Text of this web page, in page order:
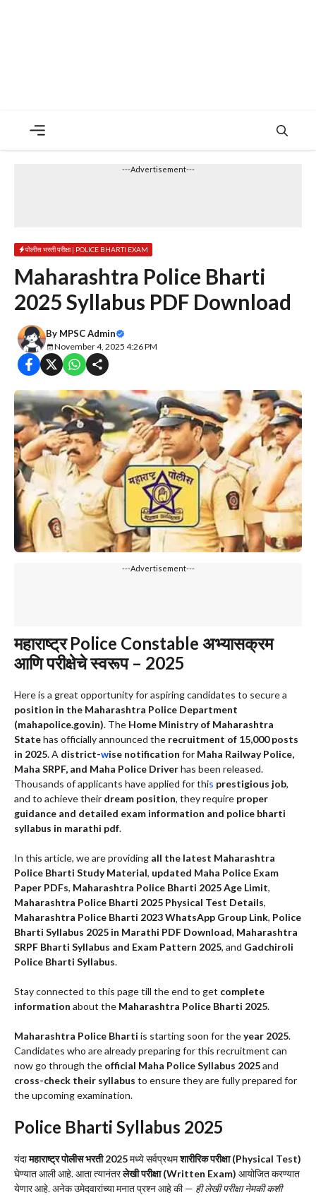
---Advertisement---
पोलीस भरती परीक्षा | POLICE BHARTI EXAM
Maharashtra Police Bharti
2025 Syllabus PDF Download
By MPSC Admin
November 4, 2025 4:26 PM
---Advertisement---
महाराष्ट्र Police Constable अभ्यासक्रम
आणि परीक्षेचे स्वरूप – 2025
Here is a great opportunity for aspiring candidates to secure a
position in the Maharashtra Police Department
(mahapolice.gov.in). The Home Ministry of Maharashtra
Statehas officially announced the recruitment of 15,000 posts
in 2025. A district-wise notification for Maha Railway Police,
Maha SRPF, and Maha Police Driverhas been released.
Thousands of applicants have applied for this prestigious job,
and to achieve their dream position, they require proper
guidance and detailed exam information and police bharti
syllabus in marathi pdf.
In this article, we are providing all the latest Maharashtra
Police Bharti Study Material, updated Maha Police Exam
Paper PDFs, Maharashtra Police Bharti 2025 Age Limit,
Maharashtra Police Bharti 2025 Physical Test Details,
Maharashtra Police Bharti 2023 WhatsApp Group Link, Police
Bharti Syllabus 2025 in Marathi PDF Download, Maharashtra
SRPF Bharti Syllabus and Exam Pattern 2025, and Gadchiroli
Police Bharti Syllabus.
Stay connected to this page till the end to get complete
information about the Maharashtra Police Bharti 2025.
Maharashtra Police Bharti is starting soon for theyear 2025.
Candidates who are already preparing for this recruitment can
now go through the official Maha Police Syllabus 2025and
cross-check their syllabus to ensure they are fully prepared for
the upcoming examination.
Police Bharti Syllabus 2025
यंदामहाराष्ट्र पोलीस भरती 2025मध्ये सर्वप्रथमशारीरिक परीक्षा (Physical Test)
घेण्यात आली आहे. आता त्यानंतरलेखी परीक्षा (Written Exam) आयोजित करण्यात
येणार आहे. अनेक उमेदवारांच्या मनात प्रश्न आहे की — ही लेखी परीक्षा नेमकी कशी